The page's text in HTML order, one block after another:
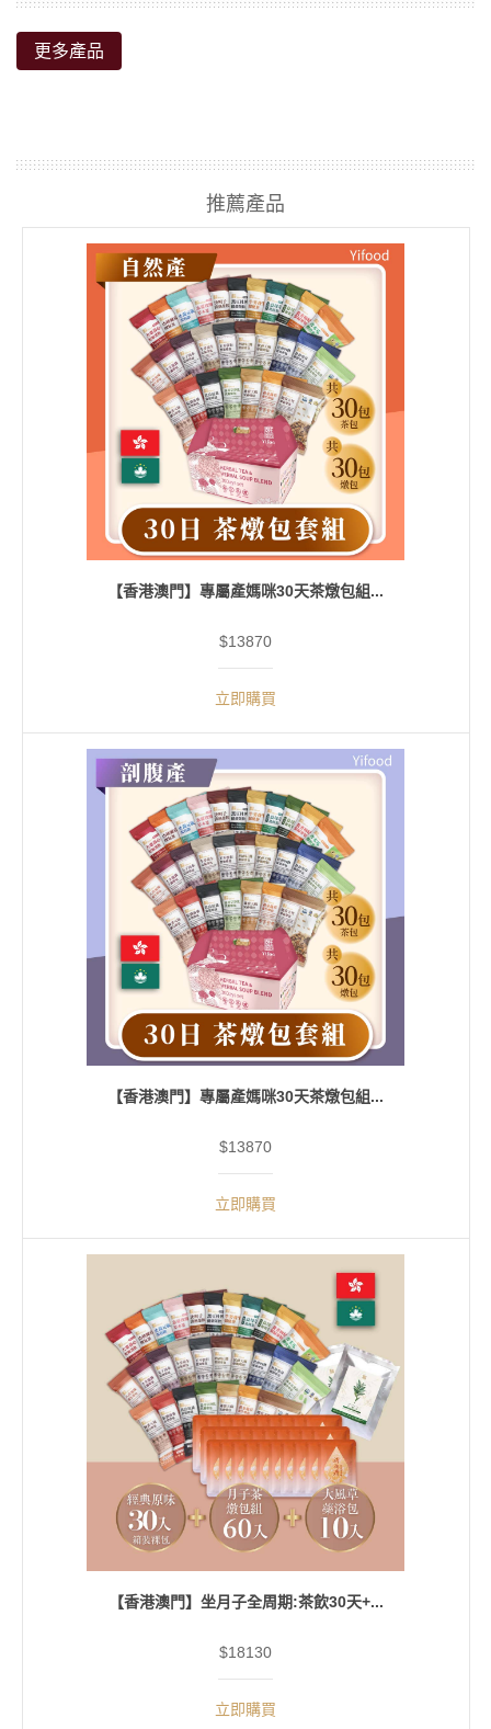
更多產品
推薦產品
【香港澳門】專屬產媽咪30天茶燉包組...
$13870
立即購買
【香港澳門】專屬產媽咪30天茶燉包組...
$13870
立即購買
【香港澳門】坐月子全周期:茶飲30天+...
$18130
立即購買